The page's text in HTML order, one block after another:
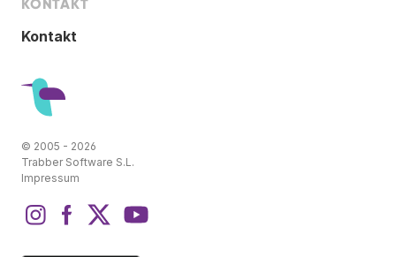
KONTAKT
Kontakt
© 2005 - 2026
Trabber Software S.L.
Impressum